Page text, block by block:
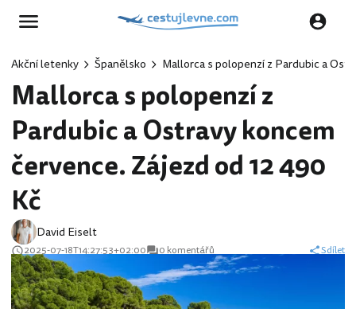
Akční letenky Španělsko Mallorca s polopenzí z Pardubic a
Mallorca s polopenzí z
Pardubic a Ostravy koncem
července. Zájezd od 12 490
Kč
David Eiselt
2025-07-18T14:27:53+02:00 0 komentářů Sdílet